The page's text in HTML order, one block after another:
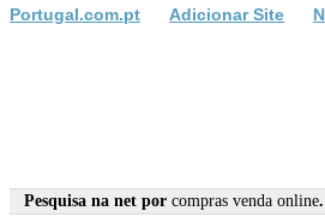
Portugal.com.pt Adicionar Site
Pesquisa na net por compras venda online